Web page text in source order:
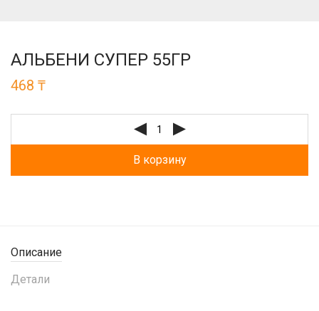
АЛЬБЕНИ СУПЕР 55ГР
468 ₸
В корзину
Описание
Детали